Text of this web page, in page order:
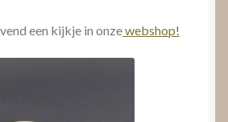
een kijkje in onzewebshop!